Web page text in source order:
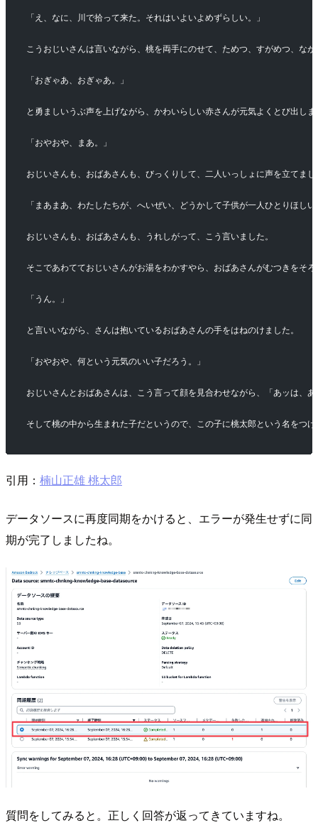
「え、なに、川で拾って来た。それはいよいよめずらしい。」
こうおじいさんは言いながら、桃を両手にのせて、ためつ、すがめつ、な
「おぎゃあ、おぎゃあ。」
と勇ましいうぶ声を上げながら、かわいらしい赤さんが元気よくとび出しま
「おやおや、まあ。」
おじいさんも、おばあさんも、びっくりして、二人いっしょに声を立てまし
「まあまあ、わたしたちが、へいぜい、どうかして子供が一人ひとりほ
おじいさんも、おばあさんも、うれしがって、こう言いました。
そこであわてておじいさんがお湯をわかすやら、おばあさんがむつきをそ
「うん。」
と言いいながら、さんは抱いているおばあさんの手をはねのけました。
「おやおや、何という元気のいい子だろう。」
おじいさんとおばあさんは、こう言って顔を見合わせながら、「あッは、
そして桃の中から生まれた子だというので、この子に桃太郎という名をつけ
引用： 楠山正雄 桃太郎
データソースに再度同期をかけると、エラーが発生せずに同
期が完了しましたね。
質問をしてみると。正しく回答が返ってきていますね。